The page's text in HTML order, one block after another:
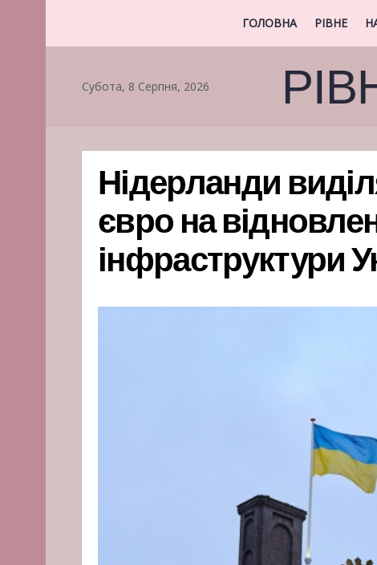
ГОЛОВНА РІВНЕ
Субота, 8 Серпня, 2026
Нідерланди
євро на
інфраструктури